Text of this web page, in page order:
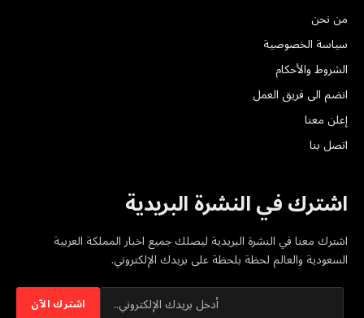
من نحن
سياسة الخصوصية
الشروط والأحكام
انضم الى فريق العمل
إعلن معنا
اتصل بنا
اشترك في النشرة البريدية
اشترك معنا في النشرة البريدية ليصلك جميع اخبار المملكة العربية
السعودية والعالم لحظة بلحظة على بريدك الإلكتروني.